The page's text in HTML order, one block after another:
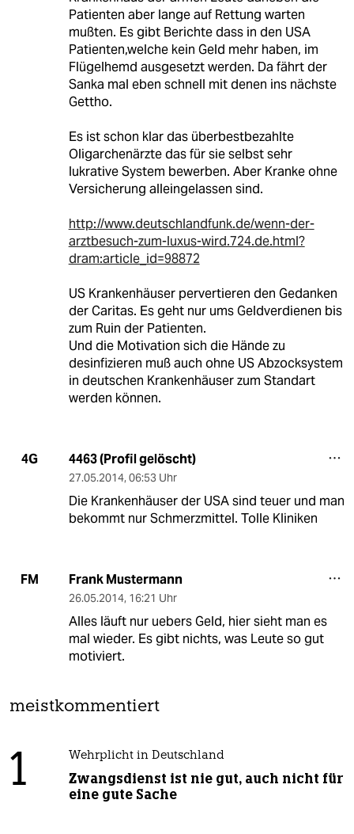
Patienten aber lange auf Rettung warten
mußten. Es gibt Berichte dass in den USA
Patienten,welche kein Geld mehr haben, im
Flügelhemd ausgesetzt werden. Da fährt der
Sanka mal eben schnell mit denen ins nächste
Gettho.
Es ist schon klar das überbestbezahlte
Oligarchenärzte das für sie selbst sehr
lukrative System bewerben. Aber Kranke ohne
Versicherung alleingelassen sind.
http://www.deutschlandfunk.de/wenn-der-
arztbesuch-zum-luxus-wird.724.de.html?
dram:article_id=98872
US Krankenhäuser pervertieren den Gedanken
der Caritas. Es geht nur ums Geldverdienen bis
zum Ruin der Patienten.
Und die Motivation sich die Hände zu
desinfizieren muß auch ohne US Abzocksystem
in deutschen Krankenhäuser zum Standart
werden können.
4G 4463 (Profil gelöscht)
27.05.2014, 06:53 Uhr
Die Krankenhäuser der USA sind teuer und man
bekommt nur Schmerzmittel. Tolle Kliniken
FM Frank Mustermann
26.05.2014, 16:21 Uhr
Alles läuft nur uebers Geld, hier sieht man es
mal wieder. Es gibt nichts, was Leute so gut
motiviert.
meistkommentiert
1 Wehrplicht in Deutschland
Zwangsdienst ist nie gut, auch nicht für
eine gute Sache